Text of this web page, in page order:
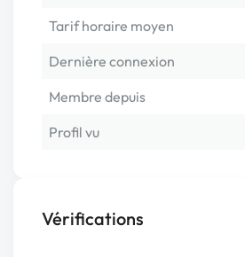
Tarif horaire moyen
Dernière connexion
Membre depuis
Profil vu
Vérifications